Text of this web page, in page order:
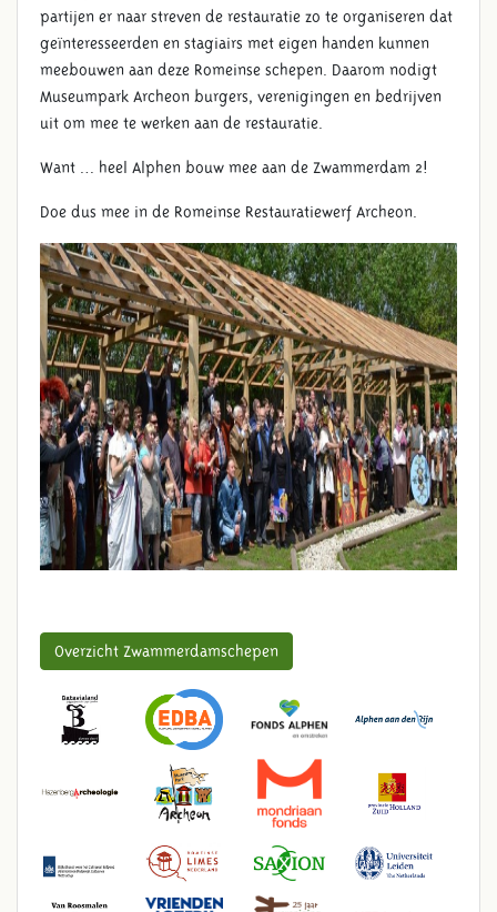
partijen er naar streven de restauratie zo te organiseren dat
geïnteresseerden en stagiairs met eigen handen kunnen
meebouwen aan deze Romeinse schepen. Daarom nodigt
Museumpark Archeon burgers, verenigingen en bedrijven
uit om mee te werken aan de restauratie.
Want … heel Alphen bouw mee aan de Zwammerdam 2!
Doe dus mee in de Romeinse Restauratiewerf Archeon.
Overzicht Zwammerdamschepen